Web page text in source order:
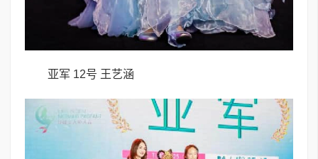
亚军 12号 王艺涵